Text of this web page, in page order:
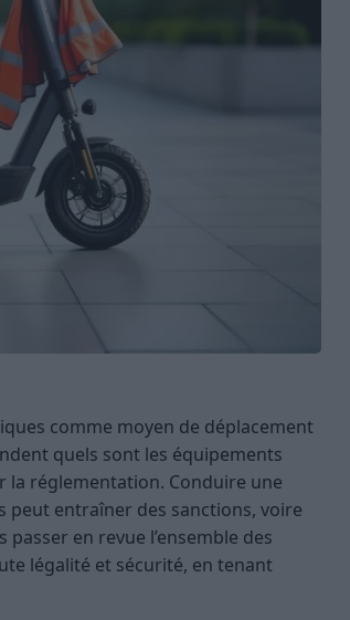
comme moyen de déplacement
quels sont les équipements
réglementation. Conduire une
entraîner des sanctions, voire
en revue l’ensemble des
légalité et sécurité, en tenant